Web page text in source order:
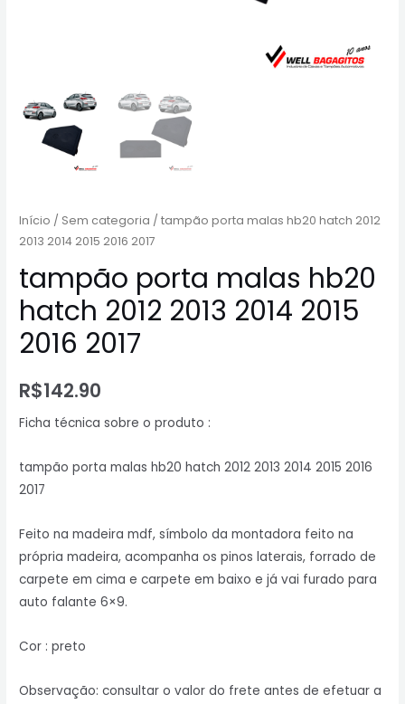
Início / Sem categoria / tampão porta malas hb20 hatch 2012
2013 2014 2015 2016 2017
tampão porta malas hb20
hatch 2012 2013 2014 2015
2016 2017
R$142.90
Ficha técnica sobre o produto :
tampão porta malas hb20 hatch 2012 2013 2014 2015 2016
2017
Feito na madeira mdf, símbolo da montadora feito na
própria madeira, acompanha os pinos laterais, forrado de
carpete em cima e carpete em baixo e já vai furado para
auto falante 6×9.
Cor : preto
Observação: consultar o valor do frete antes de efetuar a